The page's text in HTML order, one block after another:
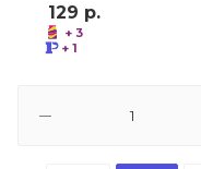
129 р.
+ 3
+ 1